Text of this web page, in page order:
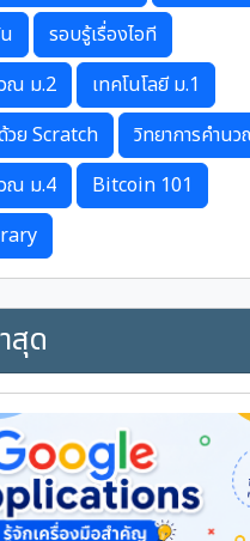
รอบรู้เรื่องไอที
ณ ม.2
เทคโนโลยี ม.1
วย Scratch
วิทยาการคำน
ณ ม.4
Bitcoin 101
สุด